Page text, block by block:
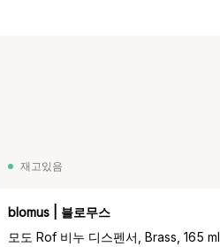
재고있음
blomus | 블로무스
모도 Rof 비누 디스펜서, Brass, 165 ml